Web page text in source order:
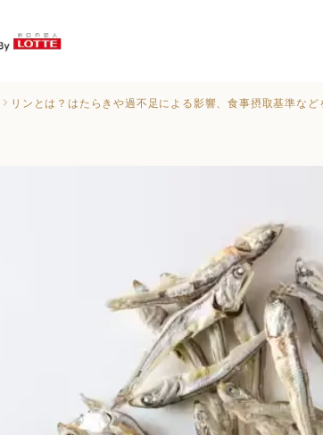
リンとは？はたらきや過不足による影響、食事摂取基準など